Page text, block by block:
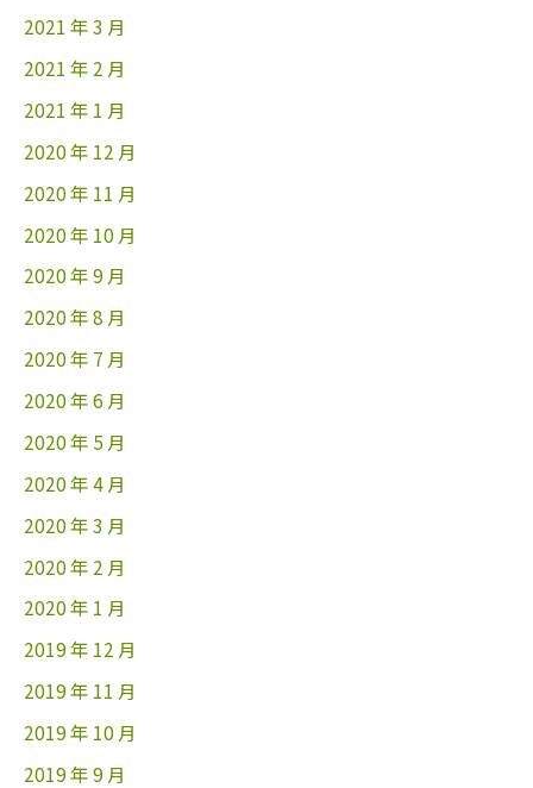
2021 年 3 月
2021 年 2 月
2021 年 1 月
2020 年 12 月
2020 年 11 月
2020 年 10 月
2020 年 9 月
2020 年 8 月
2020 年 7 月
2020 年 6 月
2020 年 5 月
2020 年 4 月
2020 年 3 月
2020 年 2 月
2020 年 1 月
2019 年 12 月
2019 年 11 月
2019 年 10 月
2019 年 9 月